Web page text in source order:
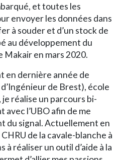
et toutes les
envoyer les données dans
à souder et d’un stock de
au développement du
en mars 2020.
en dernière année de
de Brest), école
réalise un parcours bi-
l’UBO afin de me
du signal. Actuellement en
de la cavale-blanche à
à réaliser un outil d’aide à la